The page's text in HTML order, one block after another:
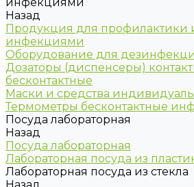
Назад
Продукция для профилактики
инфекциями
Оборудование для
Дозаторы (диспенсеры)
бесконтактные
Маски и средства
Термометры бесконтактные
Посуда лабораторная
Назад
Посуда лабораторная
Лабораторная посуда из
Лабораторная посуда из стекла